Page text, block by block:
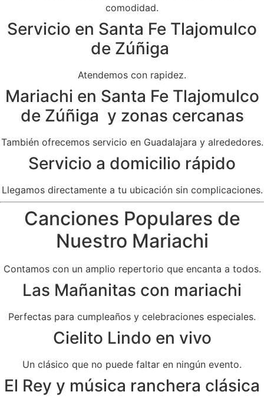
comodidad.
Servicio en Santa Fe Tlajomulco
de Zúñiga
Atendemos con rapidez.
Mariachi en Santa Fe Tlajomulco
de Zúñiga y zonas cercanas
También ofrecemos servicio en Guadalajara y alrededores.
Servicio a domicilio rápido
Llegamos directamente a tu ubicación sin complicaciones.
Canciones Populares de
Nuestro Mariachi
Contamos con un amplio repertorio que encanta a todos.
Las Mañanitas con mariachi
Perfectas para cumpleaños y celebraciones especiales.
Cielito Lindo en vivo
Un clásico que no puede faltar en ningún evento.
El Rey y música ranchera clásica